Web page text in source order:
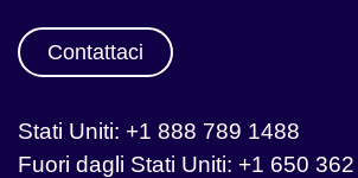
Contattaci
Stati Uniti: +1 888 789 1488
Fuori dagli Stati Uniti: +1 650